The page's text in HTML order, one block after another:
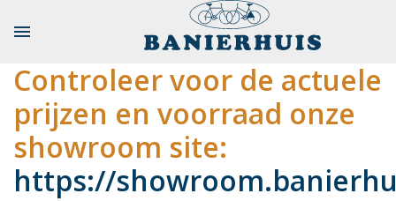

Controleer voor de actuele
prijzen en voorraad onze
showroom site:
https://